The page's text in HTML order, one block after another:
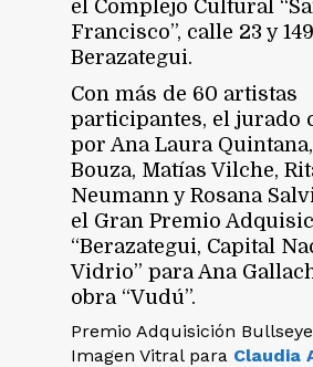
el Complejo Cultural
Francisco”, calle 23 y
Berazategui.
Con más de 60 artistas
participantes, el jurado
por Ana Laura
Bouza, Matías Vilche,
Neumann y Rosana
el Gran Premio
“Berazategui, Capital
Vidrio” para Ana
obra “Vudú”.
Premio Adquisición
Imagen Vitral para Claudia